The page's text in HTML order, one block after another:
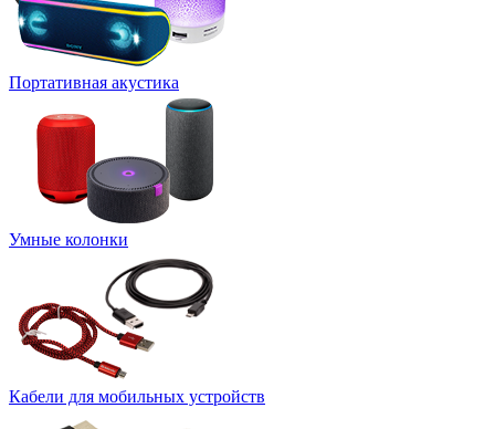
Портативная акустика
Умные колонки
Кабели для мобильных устройств